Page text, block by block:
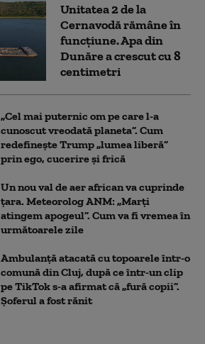
Unitatea 2 de la
Cernavodă rămâne în
funcțiune. Apa din
Dunăre a crescut cu 8
centimetri
„Cel mai puternic om pe care l-a
cunoscut vreodată planeta”. Cum
redefinește Trump „lumea liberă”
prin ego, cucerire și frică
Un nou val de aer african va cuprinde
țara. Meteorolog ANM: „Marți
atingem apogeul”. Cum va fi vremea în
următoarele zile
Ambulanţă atacată cu topoarele într-o
comună din Cluj, după ce într-un clip
pe TikTok s-a afirmat că „fură copii”.
Șoferul a fost rănit